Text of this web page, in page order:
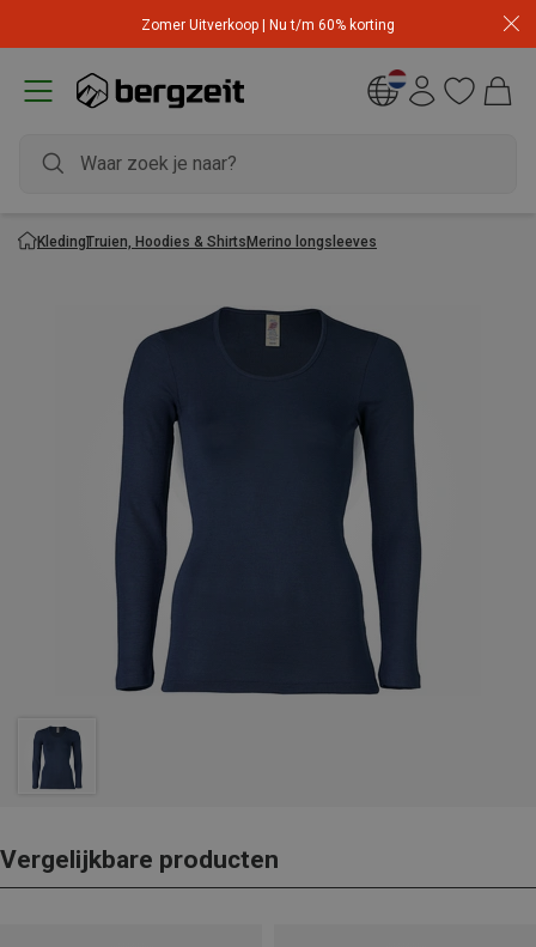
Zomer Uitverkoop | Nu t/m 60% korting
KledingTruien, Hoodies & ShirtsMerino longsleeves
Vergelijkbare producten